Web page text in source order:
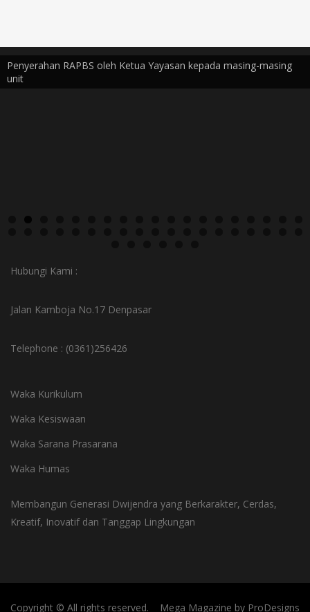
Penyerahan RAPBS oleh Ketua Yayasan kepada masing-masing
unit
Hubungi Kami :
Jalan Kamboja No.17 Denpasar
Telephone : (0361)256426
Waka Kurikulum
Waka Kesiswaan
Waka Sarana Prasarana
Waka Humas
Membangun Generasi Dwijendra yang Berkarakter, Cerdas,
Kreatif, Inovatif dan Tanggap Lingkungan
Copyright © All rights reserved. Mega Magazine by ProDesigns